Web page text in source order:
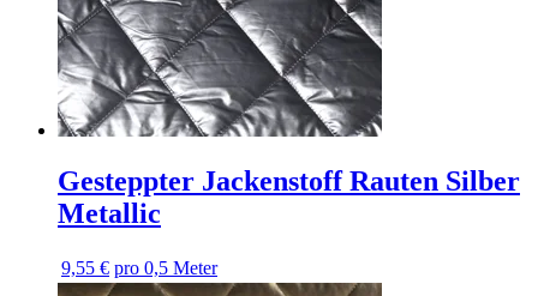
Gesteppter Jackenstoff Rauten Silber
Metallic
9,55 € pro 0,5 Meter